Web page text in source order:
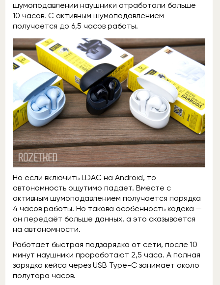
шумоподавлении наушники отработали больше
10 часов. С активным шумоподавлением
получается до 6,5 часов работы.
Но если включить LDAC на Android, то
автономность ощутимо падает. Вместе с
активным шумоподавлением получается порядка
4 часов работы. Но такова особенность кодека —
он передаёт больше данных, а это сказывается
на автономности.
Работает быстрая подзарядка от сети, после 10
минут наушники проработают 2,5 часа. А полная
зарядка кейса через USB Type-C занимает около
полутора часов.